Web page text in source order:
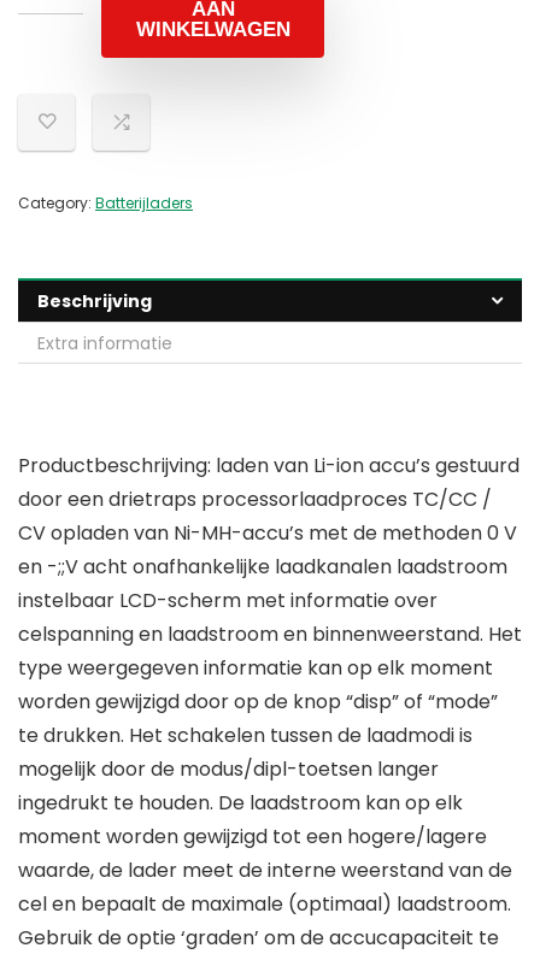
AAN
WINKELWAGEN
Category: Batterijladers
Beschrijving
Extra informatie
Productbeschrijving: laden van Li-ion accu’s gestuurd
door een drietraps processorlaadproces TC/CC /
CV opladen van Ni-MH-accu’s met de methoden 0 V
en -;;V acht onafhankelijke laadkanalen laadstroom
instelbaar LCD-scherm met informatie over
celspanning en laadstroom en binnenweerstand. Het
type weergegeven informatie kan op elk moment
worden gewijzigd door op de knop “disp” of “mode”
te drukken. Het schakelen tussen de laadmodi is
mogelijk door de modus/dipl-toetsen langer
ingedrukt te houden. De laadstroom kan op elk
moment worden gewijzigd tot een hogere/lagere
waarde, de lader meet de interne weerstand van de
cel en bepaalt de maximale (optimaal) laadstroom.
Gebruik de optie ‘graden’ om de accucapaciteit te